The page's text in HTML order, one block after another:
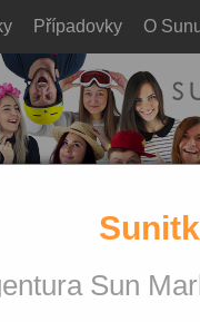
Sun
Případovky O